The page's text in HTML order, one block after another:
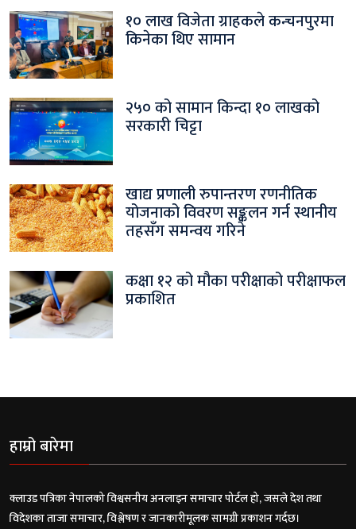
१० लाख विजेता ग्राहकले कन्चनपुरमा
किनेका थिए सामान
२५० को सामान किन्दा १० लाखको
सरकारी चिट्टा
खाद्य प्रणाली रुपान्तरण रणनीतिक
योजनाको विवरण सङ्कलन गर्न स्थानीय
तहसँग समन्वय गरिने
कक्षा १२ को मौका परीक्षाको परीक्षाफल
प्रकाशित
हाम्रो बारेमा
क्लाउड पत्रिका नेपालको विश्वसनीय अनलाइन समाचार पोर्टल हो, जसले देश तथा
विदेशका ताजा समाचार, विश्लेषण र जानकारीमूलक सामग्री प्रकाशन गर्दछ।